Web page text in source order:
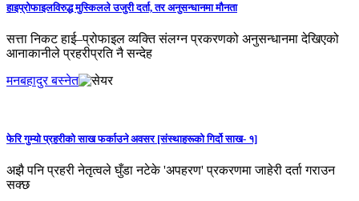
हाइप्रोफाइलविरुद्ध मुस्किलले उजुरी दर्ता, तर अनुसन्धानमा मौनता
सत्ता निकट हाई–प्रोफाइल व्यक्ति संलग्न प्रकरणको अनुसन्धानमा देखिएको
आनाकानीले प्रहरीप्रति नै सन्देह
मनबहादुर बस्नेत
फेरि गुम्यो प्रहरीको साख फर्काउने अवसर [संस्थाहरूको गिर्दो साख- १]
अझै पनि प्रहरी नेतृत्वले घुँडा नटेके 'अपहरण' प्रकरणमा जाहेरी दर्ता गराउन
सक्छ